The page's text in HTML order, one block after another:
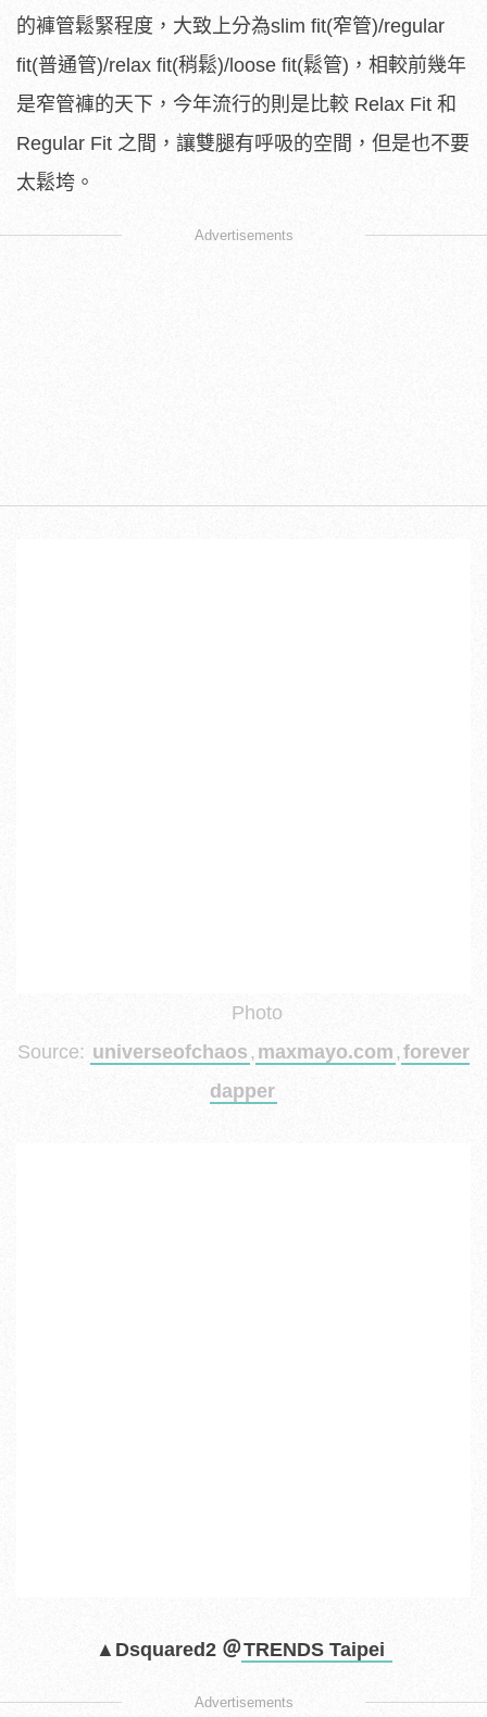
的褲管鬆緊程度，大致上分為slim fit(窄管)/regular
fit(普通管)/relax fit(稍鬆)/loose fit(鬆管)，相較前幾年
是窄管褲的天下，今年流行的則是比較 Relax Fit 和
Regular Fit 之間，讓雙腿有呼吸的空間，但是也不要
太鬆垮。
Advertisements
Photo
Source: universeofchaos , maxmayo.com ,forever
dapper
▲Dsquared2 ＠TRENDS Taipei
Advertisements